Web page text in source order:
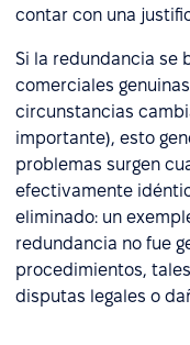
contar con una
Si la redundancia se
comerciales
circunstancias
importante), esto
problemas surgen
efectivamente
eliminado: un
redundancia no fue
procedimientos,
disputas legales o